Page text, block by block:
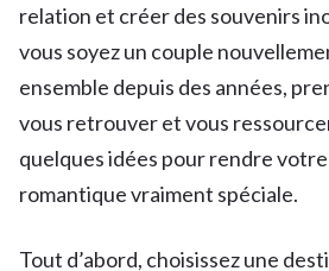
relation et créer des souvenirs
vous soyez un couple
ensemble depuis des années,
vous retrouver et vous
quelques idées pour rendre
romantique vraiment spéciale.
Tout d’abord, choisissez une